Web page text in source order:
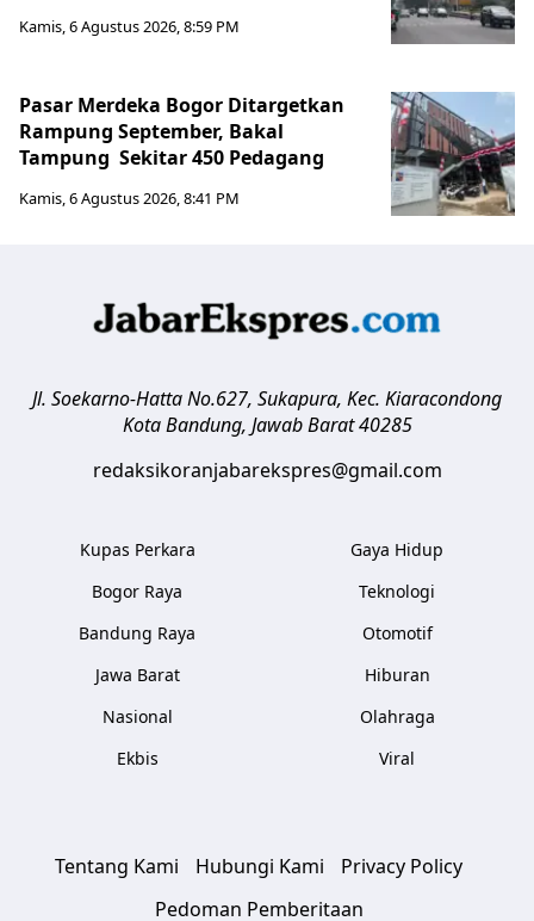
Kamis, 6 Agustus 2026, 8:59 PM
Pasar Merdeka Bogor Ditargetkan
Rampung September, Bakal
Tampung Sekitar 450 Pedagang
Kamis, 6 Agustus 2026, 8:41 PM
Jl. Soekarno-Hatta No.627, Sukapura, Kec. Kiaracondong
Kota Bandung, Jawab Barat 40285
redaksikoranjabarekspres@gmail.com
Kupas Perkara
Bogor Raya
Bandung Raya
Jawa Barat
Nasional
Ekbis
Gaya Hidup
Teknologi
Otomotif
Hiburan
Olahraga
Viral
Tentang Kami Hubungi Kami
Privacy Policy
Pedoman Pemberitaan